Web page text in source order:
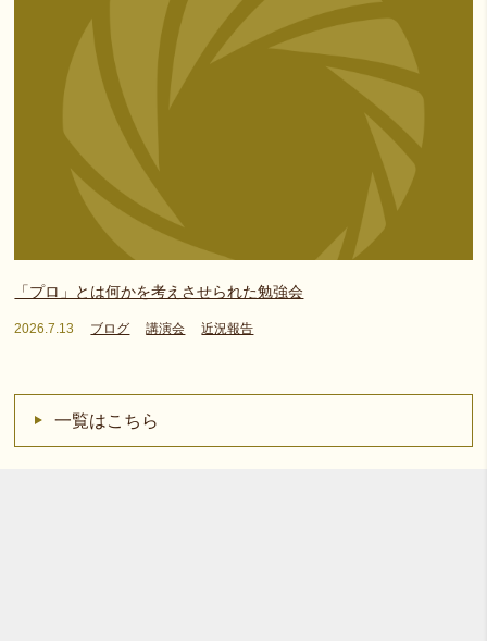
「プロ」とは何かを考えさせられた勉強会
2026.7.13 ブログ 講演会 近況報告
一覧はこちら